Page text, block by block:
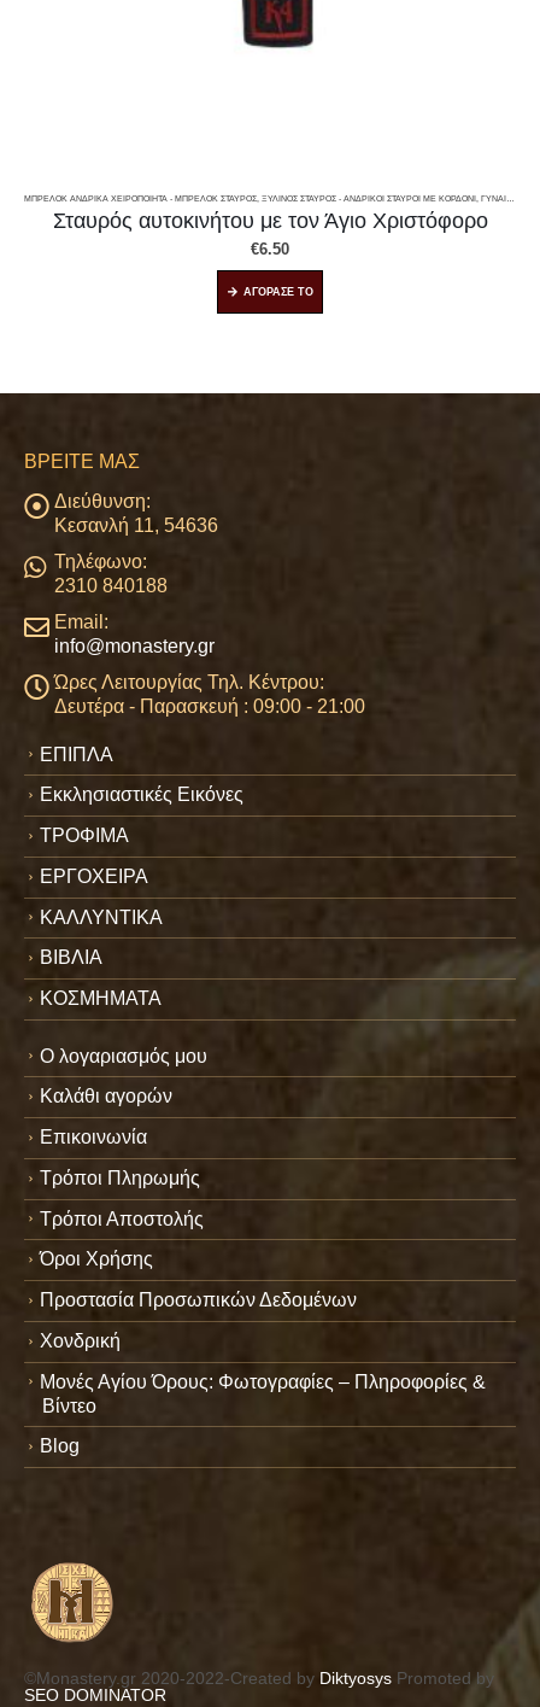
ΜΠΡΕΛΌΚ ΑΝΔΡΙΚΆ ΧΕΙΡΟΠΟΊΗΤΑ - ΜΠΡΕΛΌΚ ΣΤΑΥΡΌΣ, ΞΎΛΙΝΟΣ ΣΤΑΥΡΌΣ - ΑΝΔΡΙΚΟΊ ΣΤΑΥΡΟΊ ΜΕ ΚΟΡΔΌΝΙ, ΓΥΝΑΙΚΕΊΟΙ ΣΤΑΥΡΟΊ
Σταυρός αυτοκινήτου με τον Άγιο Χριστόφορο
€6.50
ΑΓΟΡΑΣΕ ΤΟ
ΒΡΕΊΤΕ ΜΑΣ
Διεύθυνση:
Κεσανλή 11, 54636
Τηλέφωνο:
2310 840188
Email:
info@monastery.gr
Ώρες Λειτουργίας Τηλ. Κέντρου:
Δευτέρα - Παρασκευή : 09:00 - 21:00
ΕΠΙΠΛΑ
Εκκλησιαστικές Εικόνες
ΤΡΟΦΙΜΑ
ΕΡΓΟΧΕΙΡΑ
ΚΑΛΛΥΝΤΙΚΑ
ΒΙΒΛΙΑ
ΚΟΣΜΗΜΑΤΑ
Ο λογαριασμός μου
Καλάθι αγορών
Επικοινωνία
Τρόποι Πληρωμής
Τρόποι Αποστολής
Όροι Χρήσης
Προστασία Προσωπικών Δεδομένων
Χονδρική
Μονές Αγίου Όρους: Φωτογραφίες – Πληροφορίες &
Βίντεο
Blog
©Monastery.gr 2020-2022-Created by Diktyosys Promoted by
SEO DOMINATOR